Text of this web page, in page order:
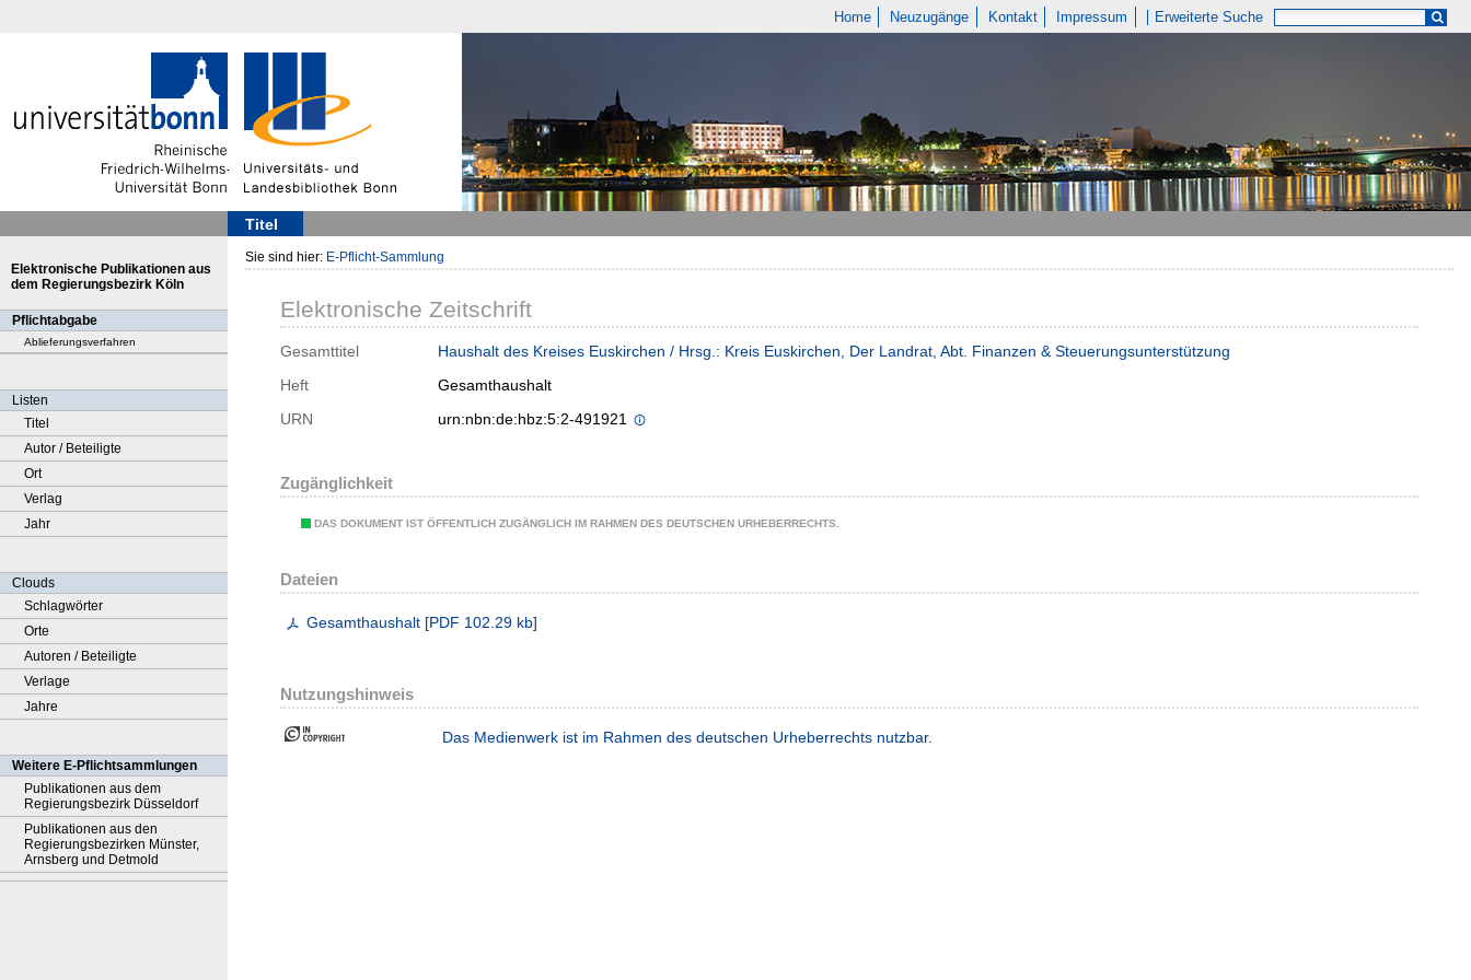
Home Neuzugänge Kontakt Impressum Erweiterte Suche
Titel
Elektronische Publikationen aus
dem Regierungsbezirk Köln
Pflichtabgabe
Ablieferungsverfahren
Listen
Titel
Autor / Beteiligte
Ort
Verlag
Jahr
Clouds
Schlagwörter
Orte
Autoren / Beteiligte
Verlage
Jahre
Weitere E-Pflichtsammlungen
Publikationen aus dem
Regierungsbezirk Düsseldorf
Publikationen aus den
Regierungsbezirken Münster,
Arnsberg und Detmold
Sie sind hier: E-Pflicht-Sammlung
Elektronische Zeitschrift
Gesamttitel
Haushalt des Kreises Euskirchen / Hrsg.: Kreis Euskirchen, Der Landrat, Abt. Finanzen & Steuerungsunterstützung
Heft
Gesamthaushalt
URN
urn:nbn:de:hbz:5:2-491921
Zugänglichkeit
DAS DOKUMENT IST ÖFFENTLICH ZUGÄNGLICH IM RAHMEN DES DEUTSCHEN URHEBERRECHTS.
Dateien
Gesamthaushalt [PDF 102.29 kb]
Nutzungshinweis
Das Medienwerk ist im Rahmen des deutschen Urheberrechts nutzbar.